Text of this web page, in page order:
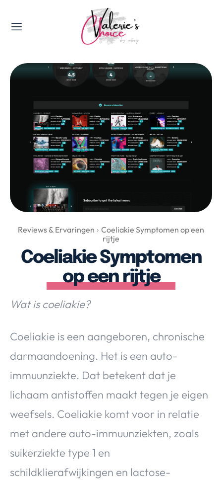
Valerie's Topics
Travel & Culture
Food & Drinks
Lifestyle, Sport & Duurzaamheid
Gadgets & Tech
Top 5 van Valerie
Health & Beauty
Huis & Tuin
Over Valerie
Over Valerie
De Top 5
Contact
VALERIE'S CHOICE
Food & Drinks Health & Beauty Gadgets
Huis & Tuin
Travel
Lifestyle
Reviews & Ervaringen
Coeliakie Symptomen op een
rijtje
Coeliakie Symptomen
op een rijtje
Wat is coeliakie?
Coeliakie is een aangeboren, chronische
darmaandoening. Het is een auto-
immuunziekte. Dat betekent dat je
lichaam antistoffen maakt tegen je eigen
weefsels. Coeliakie komt voor in relatie
met andere auto-immuunziekten, zoals
suikerziekte type 1 en
schildklierafwijkingen en lactose-